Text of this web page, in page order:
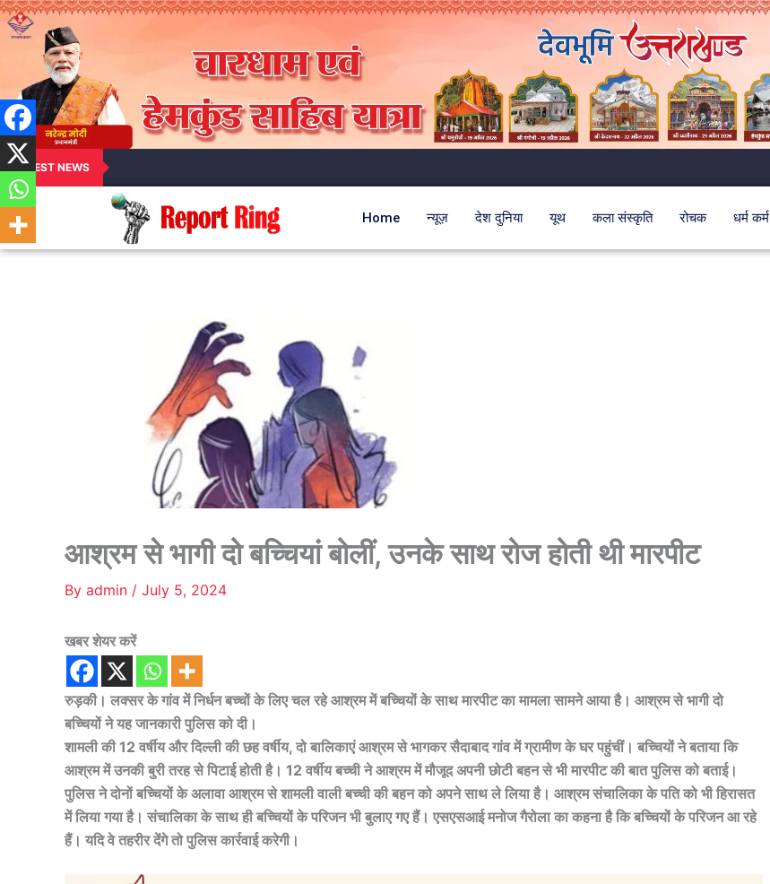
LATEST NEWS
Home न्यूज़ देश दुनिया यूथ कला संस्कृति रोचक धर्म कर्म
आश्रम से भागी दो बच्चियां बोलीं, उनके साथ रोज होती थी मारपीट
By admin / July 5, 2024
खबर शेयर करें
रुड़की। लक्सर के गांव में निर्धन बच्चों के लिए चल रहे आश्रम में बच्चियों के साथ मारपीट का मामला सामने आया है। आश्रम से भागी दो
बच्चियों ने यह जानकारी पुलिस को दी।
शामली की 12 वर्षीय और दिल्ली की छह वर्षीय, दो बालिकाएं आश्रम से भागकर सैदाबाद गांव में ग्रामीण के घर पहुंचीं। बच्चियों ने बताया कि
आश्रम में उनकी बुरी तरह से पिटाई होती है। 12 वर्षीय बच्ची ने आश्रम में मौजूद अपनी छोटी बहन से भी मारपीट की बात पुलिस को बताई।
पुलिस ने दोनों बच्चियों के अलावा आश्रम से शामली वाली बच्ची की बहन को अपने साथ ले लिया है। आश्रम संचालिका के पति को भी हिरासत
में लिया गया है। संचालिका के साथ ही बच्चियों के परिजन भी बुलाए गए हैं। एसएसआई मनोज गैरोला का कहना है कि बच्चियों के परिजन आ रहे
हैं। यदि वे तहरीर देंगे तो पुलिस कार्रवाई करेगी।